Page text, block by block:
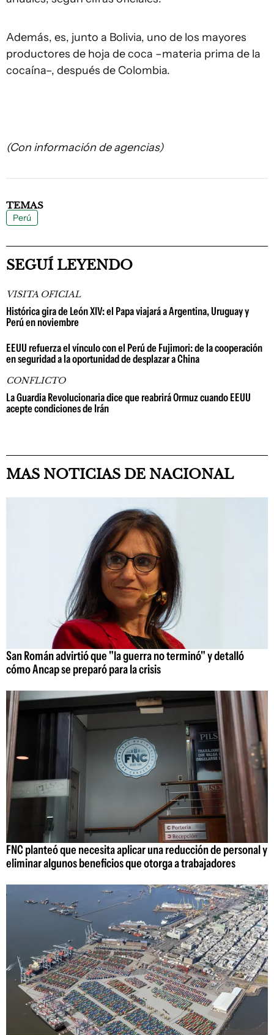
Además, es, junto a Bolivia, uno de los mayores
productores de hoja de coca –materia prima de la
cocaína–, después de Colombia.
(Con información de agencias)
TEMAS
Perú
SEGUÍ LEYENDO
VISITA OFICIAL
Histórica gira de León XIV: el Papa viajará a Argentina, Uruguay y
Perú en noviembre
EEUU refuerza el vínculo con el Perú de Fujimori: de la cooperación
en seguridad a la oportunidad de desplazar a China
CONFLICTO
La Guardia Revolucionaria dice que reabrirá Ormuz cuando EEUU
acepte condiciones de Irán
MAS NOTICIAS DE NACIONAL
San Román advirtió que "la guerra no terminó" y detalló
cómo Ancap se preparó para la crisis
FNC planteó que necesita aplicar una reducción de personal y
eliminar algunos beneficios que otorga a trabajadores